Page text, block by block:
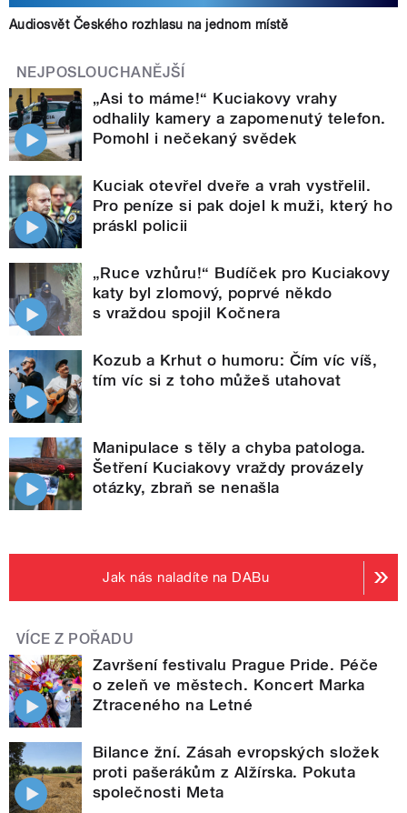
Audiosvět Českého rozhlasu na jednom místě
NEJPOSLOUCHANĚJŠÍ
„Asi to máme!“ Kuciakovy vrahy
odhalily kamery a zapomenutý telefon.
Pomohl i nečekaný svědek
Kuciak otevřel dveře a vrah vystřelil.
Pro peníze si pak dojel k muži, který ho
práskl policii
„Ruce vzhůru!“ Budíček pro Kuciakovy
katy byl zlomový, poprvé někdo
s vraždou spojil Kočnera
Kozub a Krhut o humoru: Čím víc víš,
tím víc si z toho můžeš utahovat
Manipulace s těly a chyba patologa.
Šetření Kuciakovy vraždy provázely
otázky, zbraň se nenašla
Jak nás naladíte na DABu
VÍCE Z POŘADU
Završení festivalu Prague Pride. Péče
o zeleň ve městech. Koncert Marka
Ztraceného na Letné
Bilance žní. Zásah evropských složek
proti pašerákům z Alžírska. Pokuta
společnosti Meta